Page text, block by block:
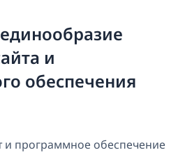
и
обеспечения
и программное обеспечение